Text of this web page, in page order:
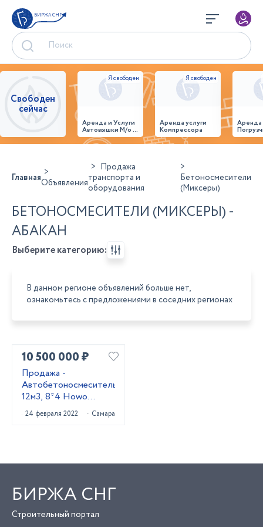
БИРЖА СНГ
Свободен
сейчас
Аренда и Услуги
Автовышки М/о г.
Домодедово
26,28,32 место
Аренда услуги
Компрессора
ГлавнаяОбъявления
Продажа
транспорта и
оборудования
Бетоносмесители
(Миксеры)
БЕТОНОСМЕСИТЕЛИ (МИКСЕРЫ) -
АБАКАН
Выберите категорию:
В данном регионе объявлений больше нет,
ознакомьтесь с предложениями в соседних регионах
10 500 000 ₽
Продажа -
Автобетоносмеситель
12м3, 8*4 Howo
HW76
24 февраля 2022 Самара
БИРЖА СНГ
Строительный портал